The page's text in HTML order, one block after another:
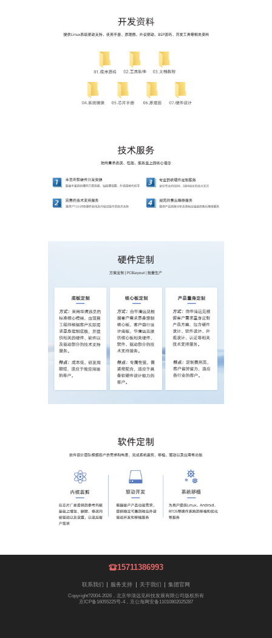
15711386993
联系我们 服务支持 关于我们 集团官网
Copyright?2004-2026，北京华清远见科技发展有限公司版权所有
京ICP备16055225号-4，京公海网安备11010802025287